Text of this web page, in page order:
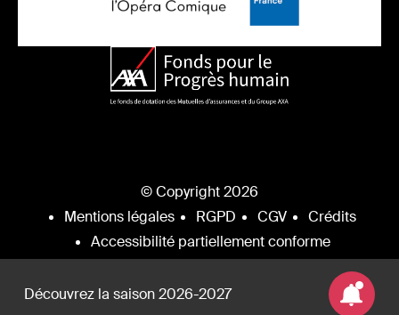
Découvrez la saison 2026-2027
© Copyright 2026
Mentions légales
RGPD CGV
Crédits
Accessibilité partiellement conforme